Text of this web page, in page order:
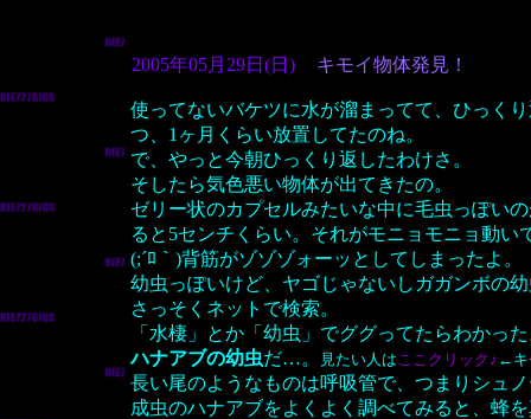
2005年05月29日(日) キモイ物体発見！
使ってないバケツに水が溜まってて、ひっく
つ、1ヶ月くらい放置してたのね。
で、やっと今朝ひっくり返したわけさ。
そしたら気色悪い物体が出てきたの。
ゼリー状のカプセルみたいな中に毛虫っぽい
ると5センチくらい。それがモニョモニョ動い
(;´ﾛ｀)背筋がゾゾゾォーッとしてしまったよ。
幼虫っぽいけど、ヤゴじゃないしガガンボの
さっそくネットで検索。
「水棲」とか「幼虫」でググってたらわかっ
ハナアブの幼虫だ…。 見たい人はここクリック♪ ←キ
長い尾のようなものは呼吸管で、つまりシュ
成虫のハナアブをよくよく調べてみると、蜂